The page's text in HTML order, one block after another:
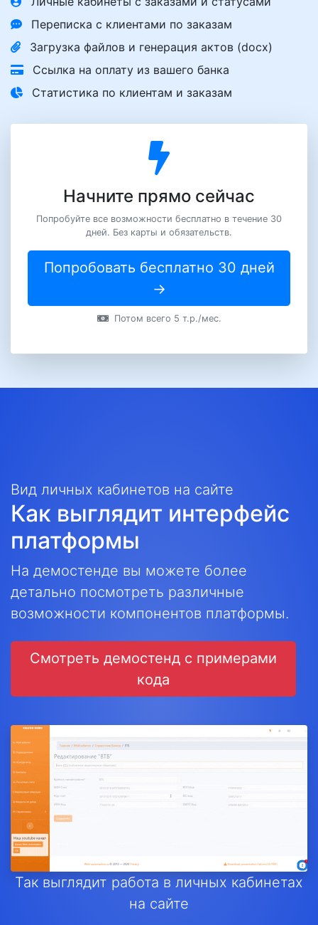
Переписка с клиентами по заказам
Загрузка файлов и генерация актов (docx)
Ссылка на оплату из вашего банка
Статистика по клиентам и заказам
Начните прямо сейчас
Попробуйте все возможности бесплатно в течение 30
дней. Без карты и обязательств.
Попробовать бесплатно 30 дней
→
Потом всего 5 т.р./мес.
Вид личных кабинетов на сайте
Как выглядит интерфейс
платформы
На демостенде вы можете более
детально посмотреть различные
возможности компонентов платформы.
Смотреть демостенд с примерами
кода
Так выглядит работа в личных кабинетах
на сайте